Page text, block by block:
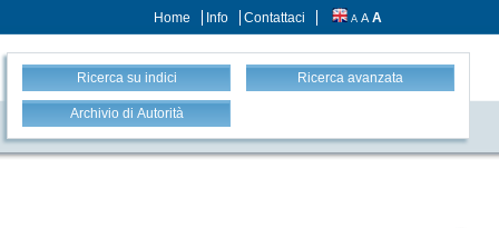
Home Info Contattaci A A A
Ricerca su indici Ricerca avanzata
Archivio di Autorità